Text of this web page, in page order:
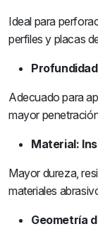
Ideal para
perfiles y placas
Adecuado para
mayor
Material:
Mayor dureza,
materiales
Geometría